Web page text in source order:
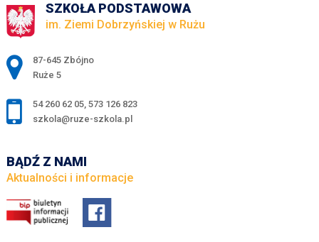
SZKOŁA PODSTAWOWA
im. Ziemi Dobrzyńskiej w Rużu
Adres pocztowy:
87-645 Zbójno
Ruże 5
54 260 62 05, 573 126 823
szkola@ruze-szkola.pl
BĄDŹ Z NAMI
Aktualności i informacje